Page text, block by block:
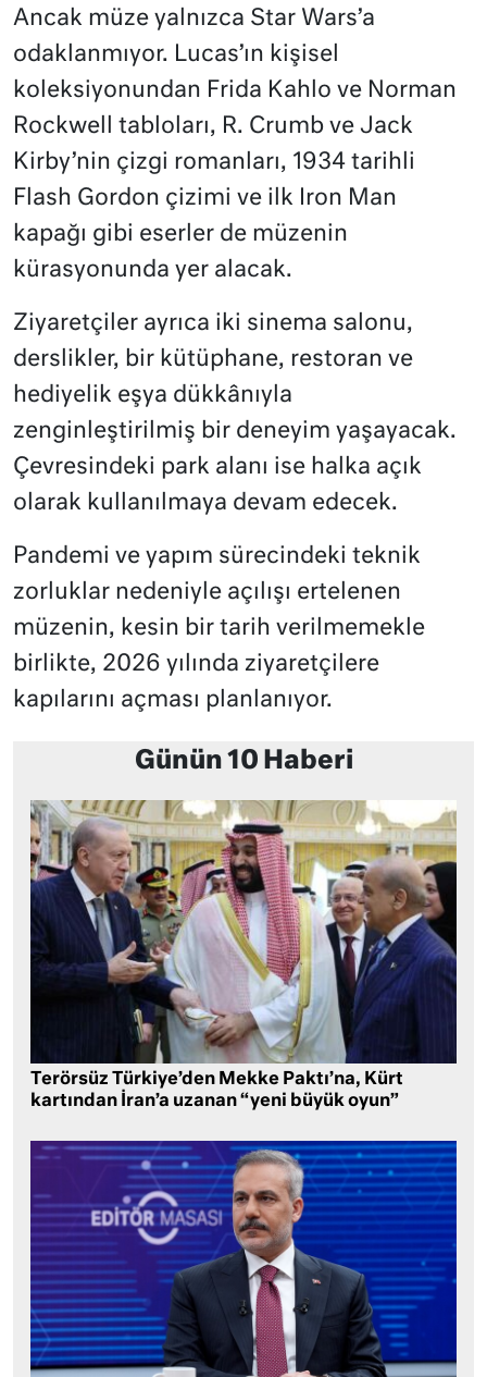
Ancak müze yalnızca Star Wars’a
odaklanmıyor. Lucas’ın kişisel
koleksiyonundan Frida Kahlo ve Norman
Rockwell tabloları, R. Crumb ve Jack
Kirby’nin çizgi romanları, 1934 tarihli
Flash Gordon çizimi ve ilk Iron Man
kapağı gibi eserler de müzenin
kürasyonunda yer alacak.
Ziyaretçiler ayrıca iki sinema salonu,
derslikler, bir kütüphane, restoran ve
hediyelik eşya dükkânıyla
zenginleştirilmiş bir deneyim yaşayacak.
Çevresindeki park alanı ise halka açık
olarak kullanılmaya devam edecek.
Pandemi ve yapım sürecindeki teknik
zorluklar nedeniyle açılışı ertelenen
müzenin, kesin bir tarih verilmemekle
birlikte, 2026 yılında ziyaretçilere
kapılarını açması planlanıyor.
Günün 10 Haberi
Terörsüz Türkiye’den Mekke Paktı’na, Kürt
kartından İran’a uzanan “yeni büyük oyun”